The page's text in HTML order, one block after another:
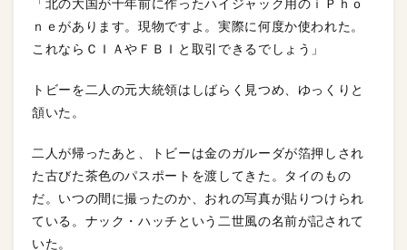
「北の大国が十年前に作ったハイジャック用のｉＰｈｏ
ｎｅがあります。現物ですよ。実際に何度か使われた。
これならＣＩＡやＦＢＩと取引できるでしょう」
トビーを二人の元大統領はしばらく見つめ、ゆっくりと
頷いた。
二人が帰ったあと、トビーは金のガルーダが箔押しされ
た古びた茶色のパスポートを渡してきた。タイのもの
だ。いつの間に撮ったのか、おれの写真が貼りつけられ
ている。ナック・ハッチという二世風の名前が記されて
いた。